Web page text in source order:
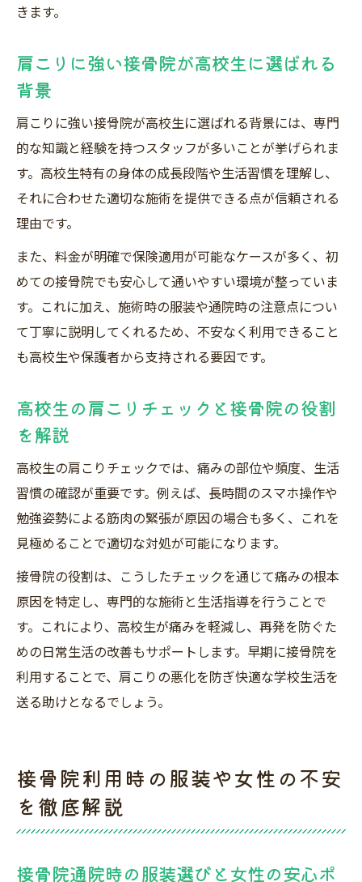
整体か接骨院か悩む高校生におすすめの選
接骨院なら高校生の悩みに専門対応が可能
高校生が接骨院を選ぶメリットとサービス
内容
初めての接骨院安心体験で通院の悩みを解消
ント
接骨院初心者の高校生が不安を減らすため
の体験談
高校生が接骨院で通院の悩みを解消する方
法
れ
を下げる
きます。
肩こりに強い接骨院が高校生に選ばれる
背景
肩こりに強い接骨院が高校生に選ばれる背景には、専門
的な知識と経験を持つスタッフが多いことが挙げられま
す。高校生特有の身体の成長段階や生活習慣を理解し、
それに合わせた適切な施術を提供できる点が信頼される
理由です。
また、料金が明確で保険適用が可能なケースが多く、初
めての接骨院でも安心して通いやすい環境が整っていま
す。これに加え、施術時の服装や通院時の注意点につい
て丁寧に説明してくれるため、不安なく利用できること
も高校生や保護者から支持される要因です。
高校生の肩こりチェックと接骨院の役割
を解説
高校生の肩こりチェックでは、痛みの部位や頻度、生活
習慣の確認が重要です。例えば、長時間のスマホ操作や
勉強姿勢による筋肉の緊張が原因の場合も多く、これを
見極めることで適切な対処が可能になります。
接骨院の役割は、こうしたチェックを通じて痛みの根本
原因を特定し、専門的な施術と生活指導を行うことで
す。これにより、高校生が痛みを軽減し、再発を防ぐた
めの日常生活の改善もサポートします。早期に接骨院を
利用することで、肩こりの悪化を防ぎ快適な学校生活を
送る助けとなるでしょう。
接骨院利用時の服装や女性の不安
を徹底解説
接骨院通院時の服装選びと女性の安心ポ